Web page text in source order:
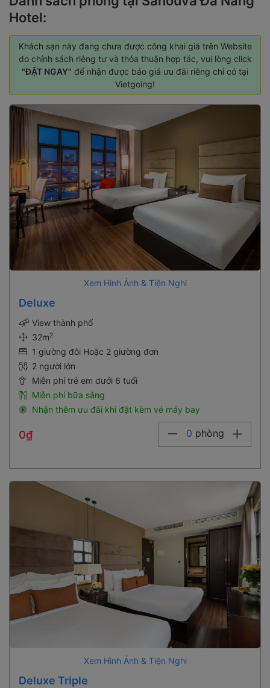
Hotel:
Khách sạn này đang chưa được công khai giá trên Website
do chính sách riêng tư và thỏa thuận hợp tác, vui lòng click
"ĐẶT NGAY"để nhận được báo giá ưu đãi riêng chỉ có tại
Vietgoing!
Xem Hình Ảnh & Tiện Nghi
32m2
1 giường đôi Hoặc 2 giường đơn
2 người lớn
Miễn phí trẻ em dưới 6 tuổi
Miễn phí bữa sáng
Nhận thêm ưu đãi khi đặt kèm vé máy bay
0 phòng
Xem Hình Ảnh & Tiện Nghi